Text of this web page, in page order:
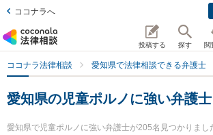
ココナラへ
投稿する 探す 閲
ココナラ法律相談 愛知県で法律相談できる弁護士
愛知県の児童ポルノに強い弁護士
愛知県で児童ポルノに強い弁護士が205名見つかりまし